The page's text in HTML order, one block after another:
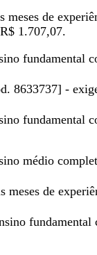
de
1.707,07.
fundamental
8633737] -
médio
de